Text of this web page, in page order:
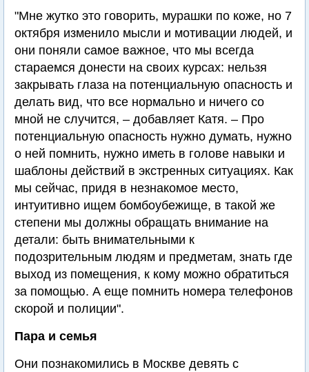
"Мне жутко это говорить, мурашки по коже, но 7
октября изменило мысли и мотивации людей, и
они поняли самое важное, что мы всегда
стараемся донести на своих курсах: нельзя
закрывать глаза на потенциальную опасность и
делать вид, что все нормально и ничего со
мной не случится, – добавляет Катя. – Про
потенциальную опасность нужно думать, нужно
о ней помнить, нужно иметь в голове навыки и
шаблоны действий в экстренных ситуациях. Как
мы сейчас, придя в незнакомое место,
интуитивно ищем бомбоубежище, в такой же
степени мы должны обращать внимание на
детали: быть внимательными к
подозрительным людям и предметам, знать где
выход из помещения, к кому можно обратиться
за помощью. А еще помнить номера телефонов
скорой и полиции".
Пара и семья
Они познакомились в Москве девять с